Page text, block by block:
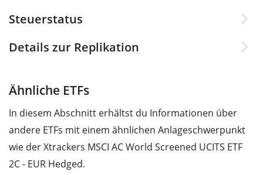
Steuerstatus
Details zur Replikation
Ähnliche ETFs
In diesem Abschnitt erhältst du Informationen über
andere ETFs mit einem ähnlichen Anlageschwerpunkt
wie der Xtrackers MSCI AC World Screened UCITS ETF
2C - EUR Hedged.